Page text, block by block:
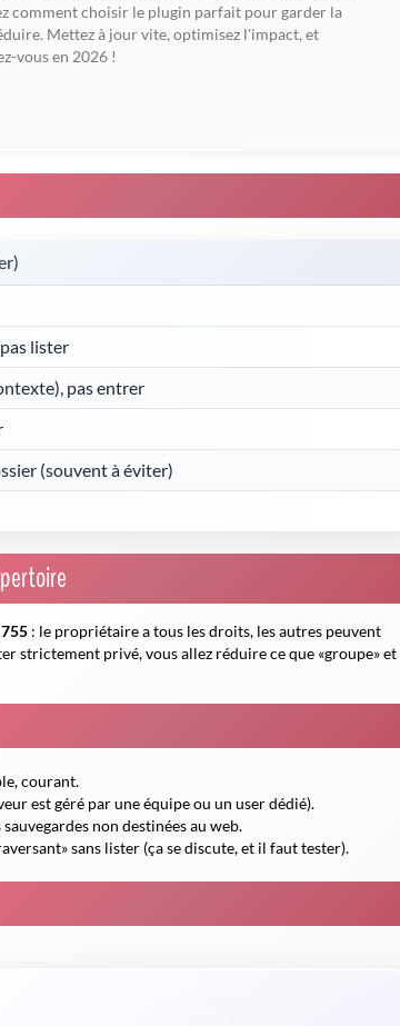
comment choisir le plugin parfait pour garder la
Mettez à jour vite, optimisez l'impact, et
vous en 2026 !
lister
pas entrer
(souvent à éviter)
755 : le propriétaire a tous les droits, les autres peuvent
strictement privé, vous allez réduire ce que «groupe» et
courant.
est géré par une équipe ou un user dédié).
non destinées au web.
sans lister (ça se discute, et il faut tester).